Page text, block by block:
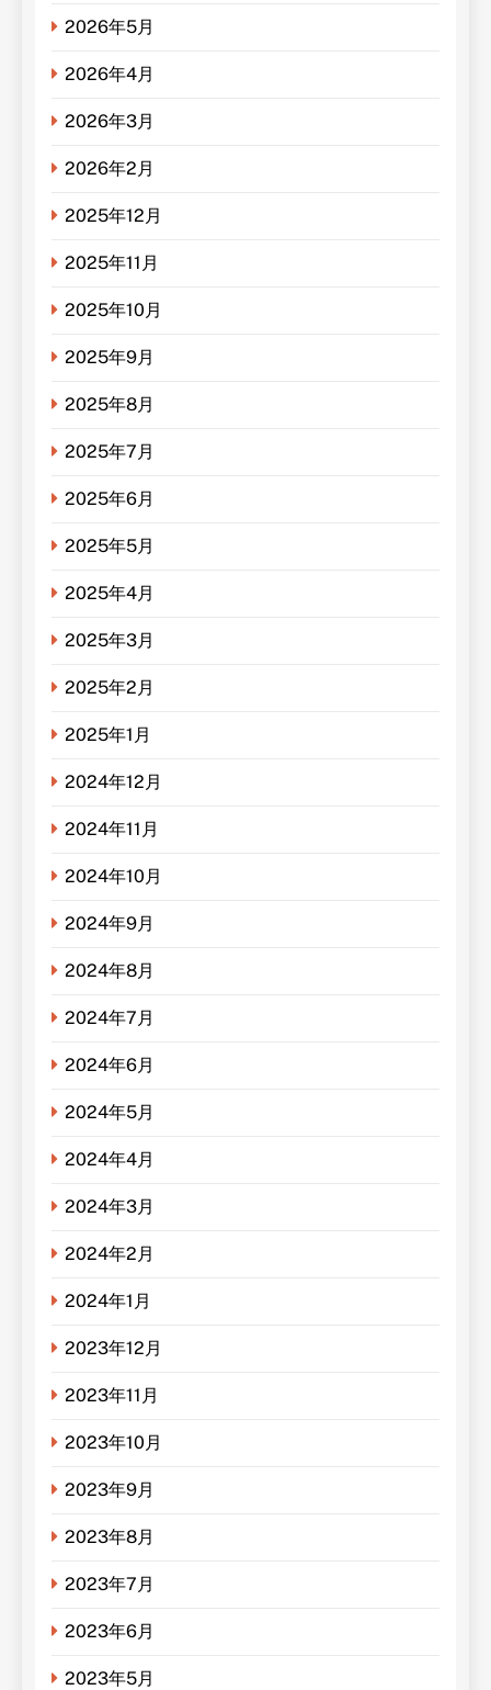
2026年5月
2026年4月
2026年3月
2026年2月
2025年12月
2025年11月
2025年10月
2025年9月
2025年8月
2025年7月
2025年6月
2025年5月
2025年4月
2025年3月
2025年2月
2025年1月
2024年12月
2024年11月
2024年10月
2024年9月
2024年8月
2024年7月
2024年6月
2024年5月
2024年4月
2024年3月
2024年2月
2024年1月
2023年12月
2023年11月
2023年10月
2023年9月
2023年8月
2023年7月
2023年6月
2023年5月